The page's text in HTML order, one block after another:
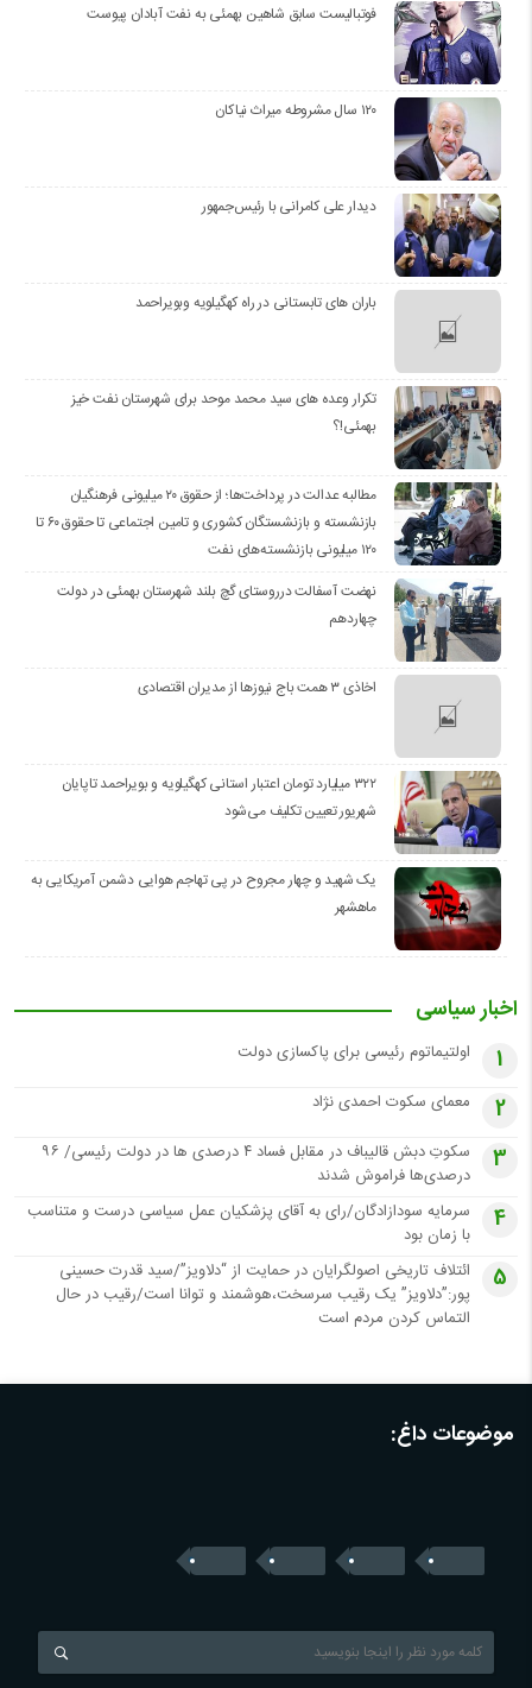
فوتبالیست سابق شاهین بهمئی به نفت آبادان پیوست
۱۲۰ سال مشروطه میراث نیاکان
دیدار علی کامرانی با رئیس‌جمهور
باران های تابستانی در راه کهگیلویه وبویراحمد
تکرار وعده های سید محمد موحد برای شهرستان نفت خیز
بهمئی!؟
مطالبه عدالت در پرداخت‌ها؛ از حقوق ۲۰ میلیونی فرهنگیان
بازنشسته و بازنشستگان کشوری و تامین اجتماعی تا حقوق ۶۰ تا
۱۲۰ میلیونی بازنشسته‌های نفت
نهضت آسفالت درروستای گچ بلند شهرستان بهمئی در دولت
چهاردهم
اخاذی ۳ همت باج نیوزها از مدیران اقتصادی
۳۲۲ میلیارد تومان اعتبار استانی کهگیلویه و بویراحمد تاپایان
شهریور تعیین تکلیف می‌شود
یک شهید و چهار مجروح در پی تهاجم هوایی دشمن آمریکایی به
ماهشهر
اخبار سیاسی
1 اولتیماتوم رئیسی برای پاکسازی دولت
2 معمای سکوت احمدی نژاد
3
سکوتِ دبش قالیباف در مقابل فساد ۴ درصدی ها در دولت رئیسی/ ۹۶
درصدی‌ها فراموش شدند
4
سرمایه سودازادگان/رای به آقای پزشکیان عمل سیاسی درست و متناسب
با زمان بود
5
ائتلاف تاریخی اصولگرایان در حمایت از “دلاویز”/سید قدرت حسینی
پور:”دلاویز” یک رقیب سرسخت،هوشمند و توانا است/رقیب در حال
التماس کردن مردم است
موضوعات داغ: